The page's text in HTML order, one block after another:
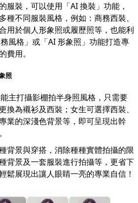
服裝，可以使用「AI 換裝」功能，
種不同服裝風格，例如：商務西裝、
用於個人形象照或履歷照等，也能利
風格」或「AI 形象照」功能打造專
費用。
照
主打攝影棚拍半身照風格，只需要
換為襯衫及西裝；女生可選擇西裝、
業的深淺色背景等，即可呈現出幹
背景與穿搭，消除種種實體拍攝的限
背景及一套服裝進行拍攝等，更省下
鬆展現出讓人眼睛一亮的專業自信！